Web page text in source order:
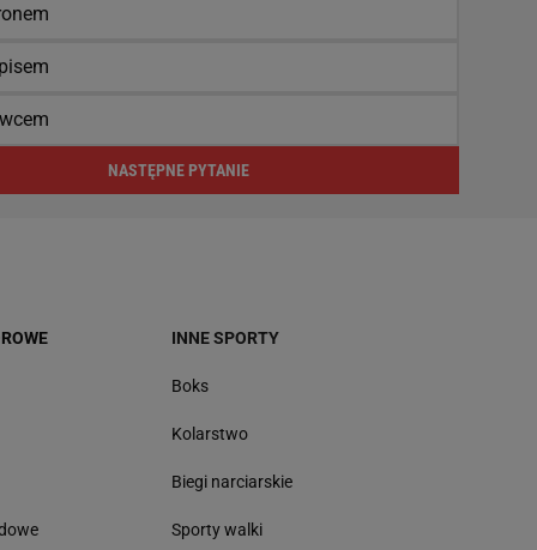
NASTĘPNE PYTANIE
INNE SPORTY
Boks
Kolarstwo
Biegi narciarskie
Sporty walki